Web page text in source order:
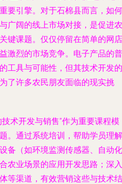
要引擎。对于石棉县而言，如何
广阔的线上市场对接，是促进农
键课题。仅仅停留在简单的网店
激烈的市场竞争。电子产品的普
工具与可能性，但其技术开发的
了许多农民朋友面临的现实挑
术开发与销售”作为重要课程模
。通过系统培训，帮助学员理解
备（如环境监测传感器、自动化
农业场景的应用开发思路；深入
等渠道，有效营销这些与技术结